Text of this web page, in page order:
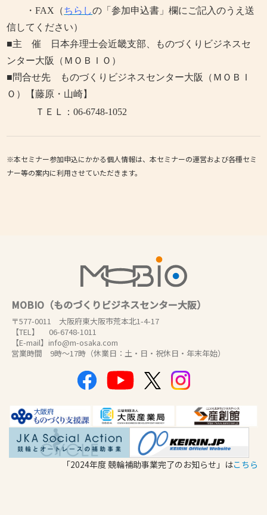
・FAX （ちらしの「参加申込書」欄にご記入のうえ送
信してください）
■主 催 日本弁理士会近畿支部、ものづくりビジネスセ
ンター大阪（ＭＯＢＩＯ）
■問合せ先 ものづくりビジネスセンター大阪（ＭＯＢＩ
Ｏ）【藤原・山崎】
ＴＥＬ：06-6748-1052
※本セミナー参加申込にかかる個人情報は、本セミナーの運営および各種セミ
ナー等の案内に利用させていただきます。
MOBIO（ものづくりビジネスセンター大阪）
〒577-0011 大阪府東大阪市荒本北1-4-17
【TEL】 06-6748-1011
【E-mail】info@m-osaka.com
営業時間 9時～17時（休業日：土・日・祝休日・年末年始）
「2024年度 競輪補助事業完了のお知らせ」はこちら